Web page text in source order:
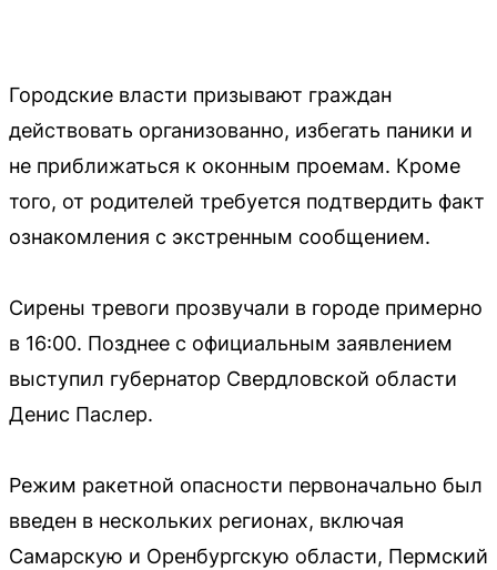
Городские власти призывают граждан
действовать организованно, избегать паники и
не приближаться к оконным проемам. Кроме
того, от родителей требуется подтвердить факт
ознакомления с экстренным сообщением.
Сирены тревоги прозвучали в городе примерно
в 16:00. Позднее с официальным заявлением
выступил губернатор Свердловской области
Денис Паслер.
Режим ракетной опасности первоначально был
введен в нескольких регионах, включая
Самарскую и Оренбургскую области, Пермский